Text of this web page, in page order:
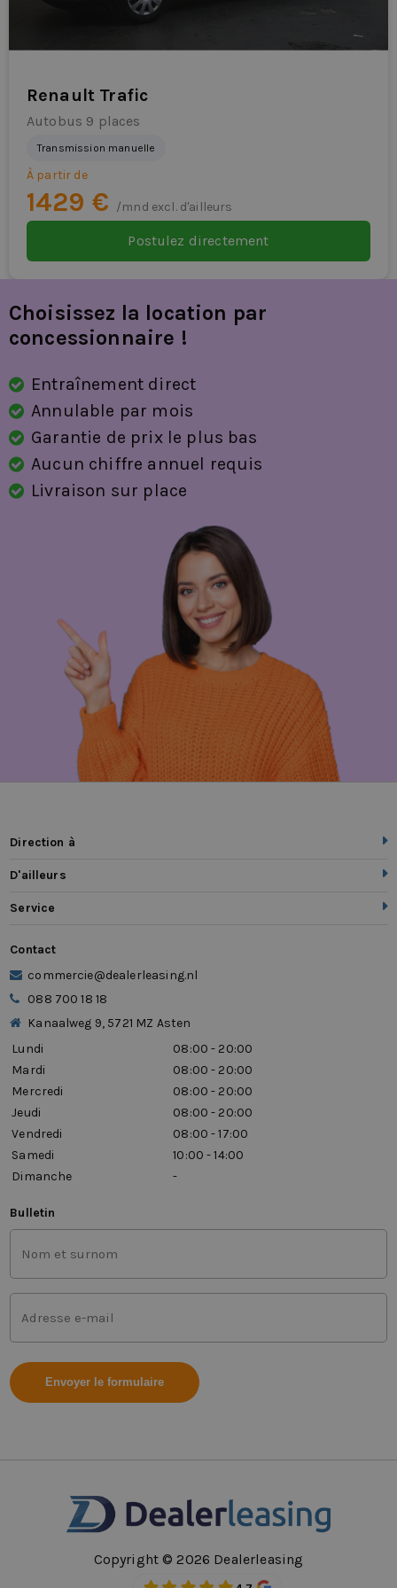
engagement à long terme ? Consultez les offres de
devis dès aujourd’hui. En faisant votre demande
aujourd’hui, vous bénéficiez souvent d’une conduite
rapide et zéro émission.
Renault Trafic
Autobus 9 places
Transmission manuelle
À partir de
1429 € /mnd excl. d'ailleurs
Postulez directement
Choisissez la location par
concessionnaire !
Entraînement direct
Annulable par mois
Garantie de prix le plus bas
Aucun chiffre annuel requis
Livraison sur place
Direction à
D'ailleurs
Service
Contact
commercie@dealerleasing.nl
088 700 18 18
Kanaalweg 9, 5721 MZ Asten
Lundi
08:00 - 20:00
Mardi
08:00 - 20:00
Mercredi
08:00 - 20:00
Jeudi
08:00 - 20:00
Vendredi
08:00 - 17:00
Samedi
10:00 - 14:00
Dimanche
-
Bulletin
Nom
et
prénom
(Requis)
Adresse
mail
(Requis)
Copyright © 2026 Dealerleasing